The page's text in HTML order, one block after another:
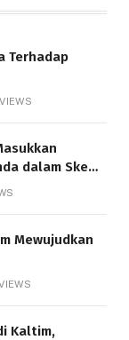
Terhadap
VIEWS
dalam Skema
Mewujudkan
Kaltim,